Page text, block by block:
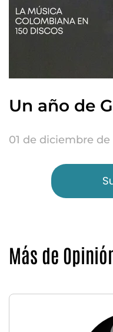
Un año de
01 de diciembre de
Más de